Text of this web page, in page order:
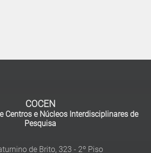
COCEN
Centros e Núcleos Interdisciplinares de
Pesquisa
de Brito, 323 - 2º Piso